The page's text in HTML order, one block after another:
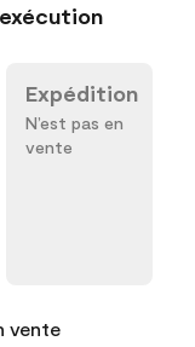
Expédition
N’est pas en
vente
vente